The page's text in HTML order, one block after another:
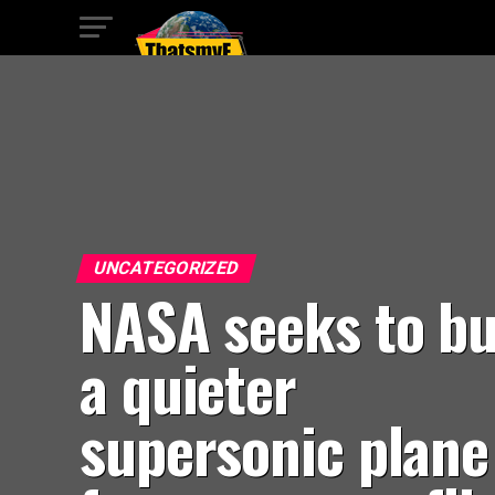
UNCATEGORIZED
NASA seeks to
a quieter
supersonic plane